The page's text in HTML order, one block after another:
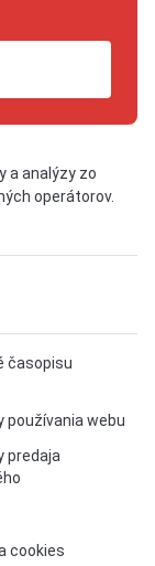
a analýzy zo
operátorov.
časopisu
používania webu
predaja
cookies